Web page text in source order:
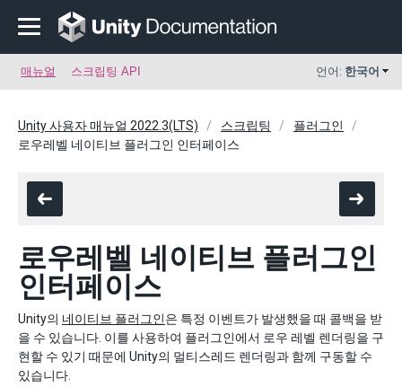
매뉴얼 스크립팅 API 언어: 한국어
Unity 사용자 매뉴얼 2022.3(LTS) 스크립팅
플러그인
로우레벨 네이티브 플러그인 인터페이스
로우레벨 네이티브 플러그인
인터페이스
Unity의 네이티브 플러그인은 특정 이벤트가 발생했을 때 콜백을 받
을 수 있습니다. 이를 사용하여 플러그인에서 로우 레벨 렌더링을 구
현할 수 있기 때문에 Unity의 멀티스레드 렌더링과 함께 구동할 수
있습니다.